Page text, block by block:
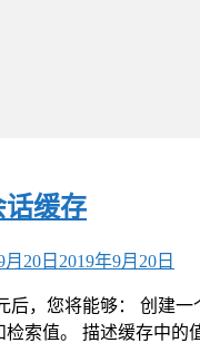
话缓存
月20日 2019年9月20日
后，您将能够： 创建一
检索值。 描述缓存中的